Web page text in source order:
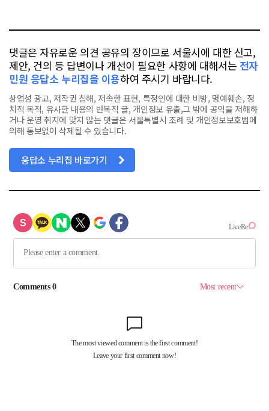
댓글은 자유로운 의견 공유의 장이므로 서울시에 대한 신고,
제안, 건의 등 답변이나 개선이 필요한 사항에 대해서는 전자
민원 응답소 누리집을 이용하여 주시기 바랍니다.
상업성 광고, 저작권 침해, 저속한 표현, 특정인에 대한 비방, 명예훼손, 정
치적 목적, 유사한 내용의 반복적 글, 개인정보 유출,그 밖에 공익을 저해하
거나 운영 취지에 맞지 않는 댓글은 서울특별시 조례 및 개인정보보호법에
의해 통보없이 삭제될 수 있습니다.
응답소 누리집 바로가기